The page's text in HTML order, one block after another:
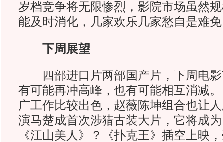
岁档竞争将无限惨烈，影院市场虽然
能及时消化，几家欢乐几家愁自是难
下周展望
四部进口片两部国产片，下周电影
有可能再冲高峰，也有可能相互消减
广工作比较出色，赵薇陈坤组合也让
演马楚成首次涉猎古装大片，它将成
《江山美人》？《扑克王》插空上映